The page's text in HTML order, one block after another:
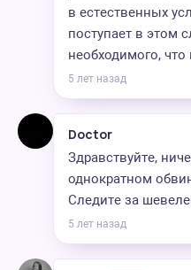
в естественных
поступает в этом
необходимого,
5 лет назад
Doctor
Здравствуйте,
однократном
Следите за
5 лет назад